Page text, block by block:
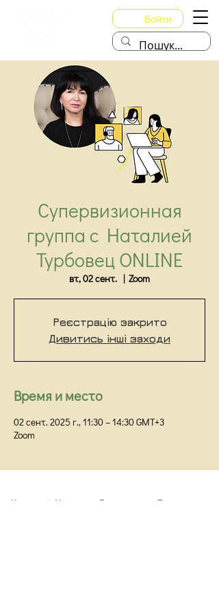
Войти
Супервизионная
группа с Наталией
Турбовец ONLINE
вт, 02 сент.
  |
Zoom
Реєстрацію закрито
Дивитись інші заходи
Время и место
02 сент. 2025 г., 11:30 – 14:30 GMT+3
Zoom
Киевский Институт Гештальта и Психодрамы